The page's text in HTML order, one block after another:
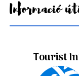
Informació
Tourist